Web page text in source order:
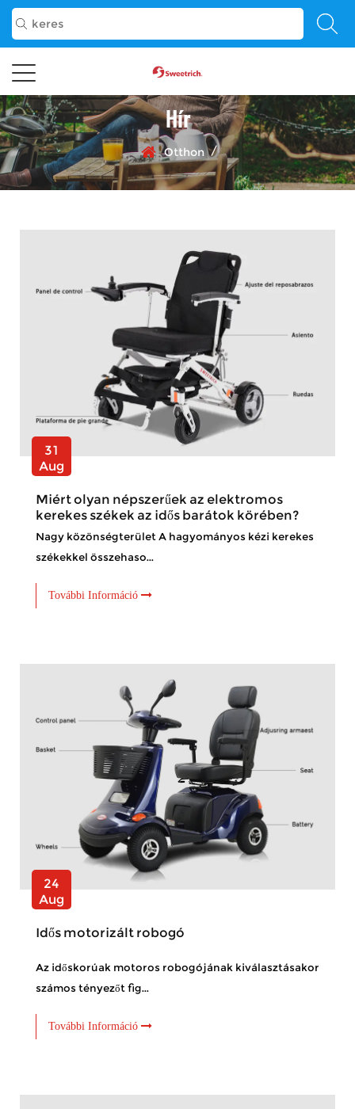
Hír
Otthon /
31
Aug
Miért olyan népszerűek az elektromos
kerekes székek az idős barátok körében?
Nagy közönségterület A hagyományos kézi kerekes
székekkel összehaso...
További Információ
24
Aug
Idős motorizált robogó
Az időskorúak motoros robogójának kiválasztásakor
számos tényezőt fig...
További Információ